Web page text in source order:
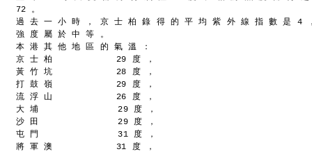
72 。
過 去 一 小 時 ， 京 士 柏 錄 得 的 平 均 紫 外 線 指 數 是 4
強 度 屬 於 中 等 。
本 港 其 他 地 區 的 氣 溫 ：
京 士 柏            29 度 ，
黃 竹 坑            28 度 ，
打 鼓 嶺            29 度 ，
流 浮 山            26 度 ，
大 埔               29 度 ，
沙 田               29 度 ，
屯 門               31 度 ，
將 軍 澳            31 度 ，